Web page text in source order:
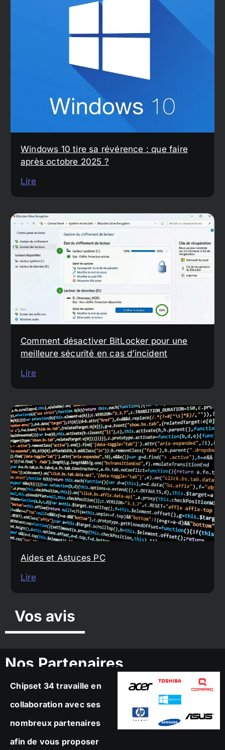
Windows 10 tire sa révérence : que faire
après octobre 2025 ?
Lire
Comment désactiver BitLocker pour une
meilleure sécurité en cas d’incident
Lire
Aides et Astuces PC
Lire
Vos avis
Nos Partenaires
Chipset 34 travaille en
collaboration avec ses
nombreux partenaires
afin de vous proposer